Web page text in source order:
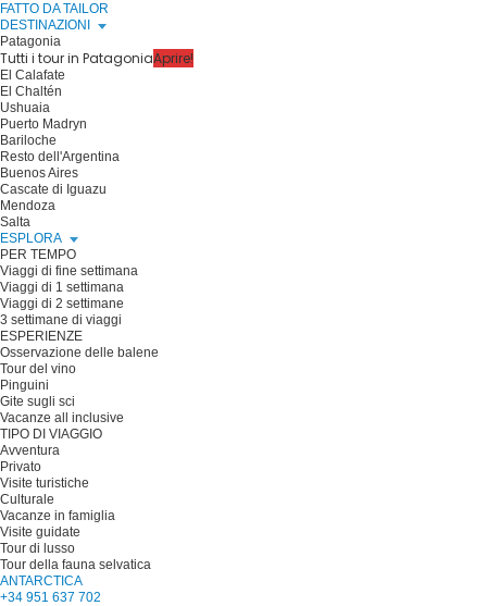
FATTO DA TAILOR
DESTINAZIONI
Patagonia
Tutti i tour in PatagoniaAprire!
El Calafate
El Chaltén
Ushuaia
Puerto Madryn
Bariloche
Resto dell'Argentina
Buenos Aires
Cascate di Iguazu
Mendoza
Salta
ESPLORA
PER TEMPO
Viaggi di fine settimana
Viaggi di 1 settimana
Viaggi di 2 settimane
3 settimane di viaggi
ESPERIENZE
Osservazione delle balene
Tour del vino
Pinguini
Gite sugli sci
Vacanze all inclusive
TIPO DI VIAGGIO
Avventura
Privato
Visite turistiche
Culturale
Vacanze in famiglia
Visite guidate
Tour di lusso
Tour della fauna selvatica
ANTARCTICA
+34 951 637 702